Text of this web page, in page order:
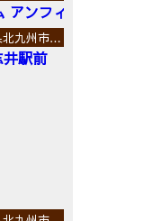
ンフィニ
ー）
北九州市…
駅前